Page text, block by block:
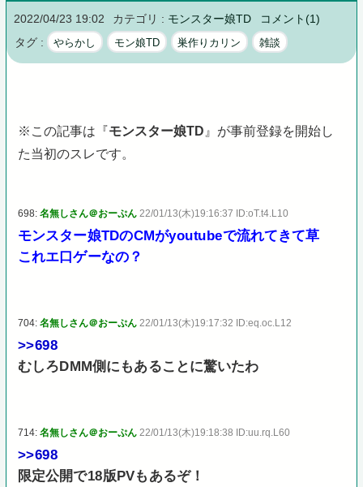
2022/04/23 19:02 カテゴリ : モンスター娘TD
コメント(1)
タグ :
やらかし モン娘TD 巣作りカリン 雑談
※この記事は『モンスター娘TD 』が事前登録を開始し
た当初のスレです。
698:名無しさん＠おーぷん 22/01/13(木)19:16:37 ID:oT.t4.L10
モンスター娘TDのCMがyoutubeで流れてきて草
これエ口ゲーなの？
704:名無しさん＠おーぷん 22/01/13(木)19:17:32 ID:eq.oc.L12
>>698
むしろDMM側にもあることに驚いたわ
714:名無しさん＠おーぷん 22/01/13(木)19:18:38 ID:uu.rq.L60
>>698
限定公開で18版PVもあるぞ！